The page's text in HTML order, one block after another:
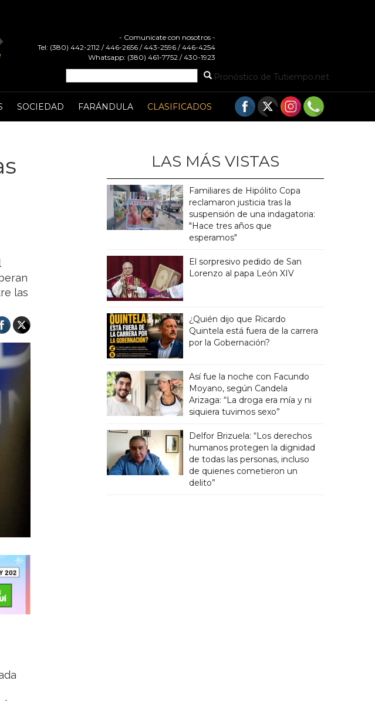
- Comunicate con nosotros -
Tel: (380) 442-2112 / 446-2656 / 443-2596 / 446-4254
Whatsapp: (380) 461-7752 / 430-1923
Pronóstico de Tutiempo.net
SOCIEDAD FARÁNDULA CLASIFICADOS
las
LAS MÁS VISTAS
Familiares de Hipólito Copa
reclamaron justicia tras la
suspensión de una indagatoria:
"Hace tres años que
esperamos"
El sorpresivo pedido de San
Lorenzo al papa León XIV
¿Quién dijo que Ricardo
Quintela está fuera de la carrera
por la Gobernación?
Así fue la noche con Facundo
Moyano, según Candela
Arizaga: “La droga era mía y ni
siquiera tuvimos sexo”
Delfor Brizuela: “Los derechos
humanos protegen la dignidad
de todas las personas, incluso
de quienes cometieron un
delito”